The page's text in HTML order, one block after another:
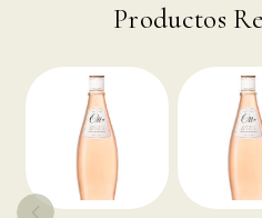
Productos